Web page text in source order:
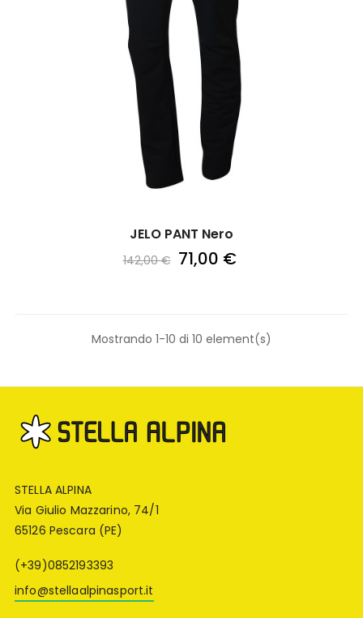
JELO PANT Nero
142,00 € 71,00 €
Mostrando 1-10 di 10 element(s)
STELLA ALPINA
Via Giulio Mazzarino, 74/1
65126 Pescara (PE)
(+39)0852193393
info@stellaalpinasport.it